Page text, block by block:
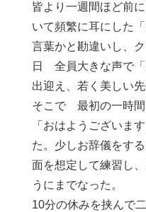
皆より一週間ほど前
いて頻繁に耳にした
言葉かと勘違いし、
日 全員大きな声で「
出迎え、若く美しい
そこで 最初の一時間
「おはようございま
た。少しお辞儀をす
面を想定して練習し
うにまでなった。
10分の休みを挟んで